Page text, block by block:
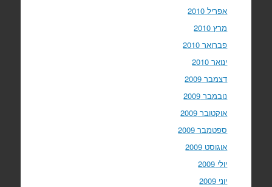
אפריל 2010
מרץ 2010
פברואר 2010
ינואר 2010
דצמבר 2009
נובמבר 2009
אוקטובר 2009
ספטמבר 2009
אוגוסט 2009
יולי 2009
יוני 2009